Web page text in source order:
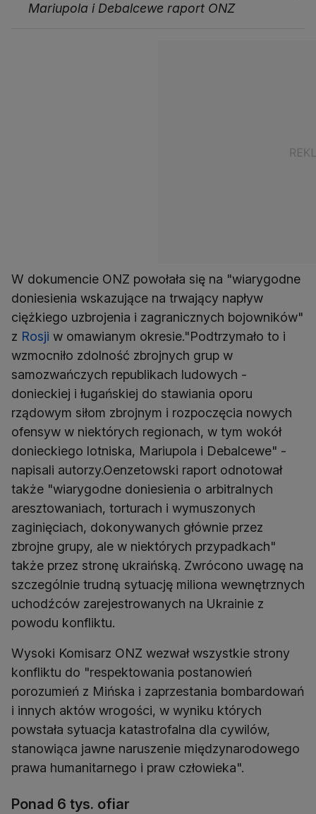
Mariupola i Debalcewe raport ONZ
W dokumencie ONZ powołała się na "wiarygodne
doniesienia wskazujące na trwający napływ
ciężkiego uzbrojenia i zagranicznych bojowników"
z Rosji w omawianym okresie."Podtrzymało to i
wzmocniło zdolność zbrojnych grup w
samozwańczych republikach ludowych -
donieckiej i ługańskiej do stawiania oporu
rządowym siłom zbrojnym i rozpoczęcia nowych
ofensyw w niektórych regionach, w tym wokół
donieckiego lotniska, Mariupola i Debalcewe" -
napisali autorzy.Oenzetowski raport odnotował
także "wiarygodne doniesienia o arbitralnych
aresztowaniach, torturach i wymuszonych
zaginięciach, dokonywanych głównie przez
zbrojne grupy, ale w niektórych przypadkach"
także przez stronę ukraińską. Zwrócono uwagę na
szczególnie trudną sytuację miliona wewnętrznych
uchodźców zarejestrowanych na Ukrainie z
powodu konfliktu.
Wysoki Komisarz ONZ wezwał wszystkie strony
konfliktu do "respektowania postanowień
porozumień z Mińska i zaprzestania bombardowań
i innych aktów wrogości, w wyniku których
powstała sytuacja katastrofalna dla cywilów,
stanowiąca jawne naruszenie międzynarodowego
prawa humanitarnego i praw człowieka".
Ponad 6 tys. ofiar